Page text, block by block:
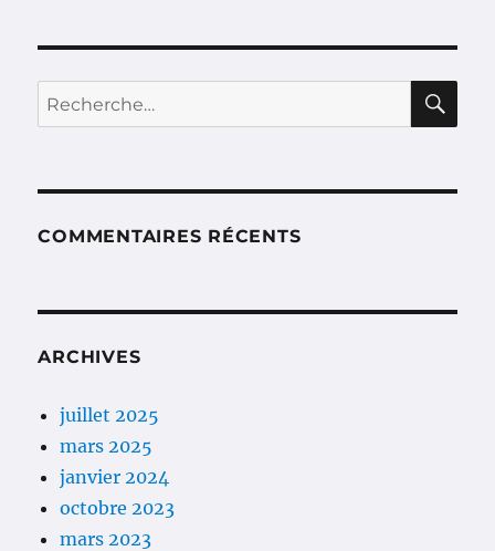
o
o
k
er
and
Recherche
pour :
COMMENTAIRES RÉCENTS
ARCHIVES
juillet 2025
mars 2025
janvier 2024
octobre 2023
mars 2023